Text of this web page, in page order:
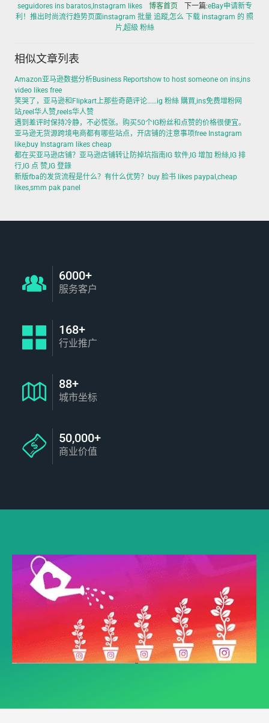
seguidores ins baratos,Instagram likes
博客首页 下一篇:eBay申请新专
利！推出时尚流行趋势页面instagram 批量 追蹤,怎么 下载 instagram 的 照
片,超級 粉絲
相似文章列表
Amazon亚马逊数据分析Business Reportshow to host someone on ins,ins
video likes free
笑哭了，亚马逊和Flipkart上那些奇葩评论……ig 粉絲 購買,ins免费增粉网
站,reel华人赞,reels华人赞
遇到差评时保持冷静，不必慌张。购买50个IG粉丝和点赞的价格很便宜。
亚马逊无货源跨境电商都有哪些站点，开店铺的注意事项free Instagram
like,buy Instagram likes cheap
都在买亚马逊店铺？亚马逊店铺转让防掉坑指南IG 软件,IG 增加 粉絲,IG 排
行,IG 点 赞,IG 登錄
新版fba的发货流程是什么？有什么优势？buy 脸书 likes paypal,cheap
likes,smm pak panel
6000+
服务客户
168+
行业推广
88+
城市坐标
50,000+
商业价值